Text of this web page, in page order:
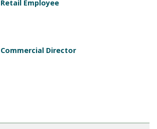
Retail Employee
Commercial Director